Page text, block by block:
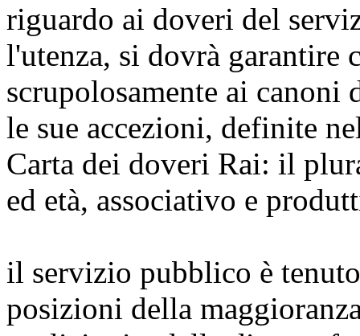
riguardo ai doveri del
l'utenza, si dovrà garantire
scrupolosamente ai
le sue accezioni, definite
Carta dei doveri Rai: il
ed età, associativo e
il servizio pubblico è
posizioni della